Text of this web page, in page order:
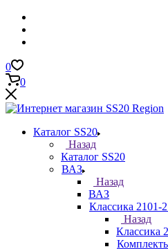
0
0
Каталог SS20
Назад
Каталог SS20
ВАЗ
Назад
ВАЗ
Классика 2101-
Назад
Классика